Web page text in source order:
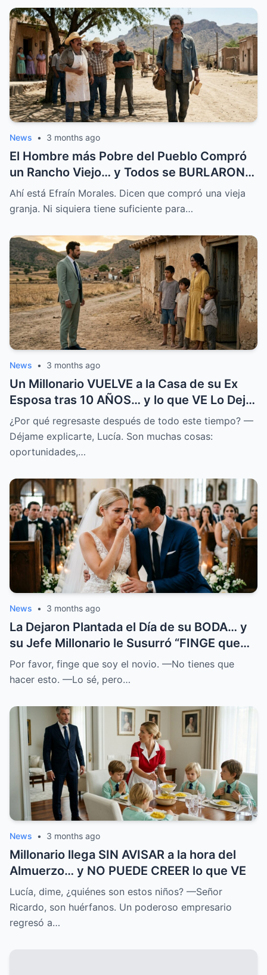
News • 3 months ago
El Hombre más Pobre del Pueblo Compró
un Rancho Viejo… y Todos se BURLARON,
Hasta que Pasó Esto
Ahí está Efraín Morales. Dicen que compró una vieja
granja. Ni siquiera tiene suficiente para…
News • 3 months ago
Un Millonario VUELVE a la Casa de su Ex
Esposa tras 10 AÑOS… y lo que VE Lo Deja
en SHOCK
¿Por qué regresaste después de todo este tiempo? —
Déjame explicarte, Lucía. Son muchas cosas:
oportunidades,…
News • 3 months ago
La Dejaron Plantada el Día de su BODA… y
su Jefe Millonario le Susurró “FINGE que
SOY el NOVIO”
Por favor, finge que soy el novio. —No tienes que
hacer esto. —Lo sé, pero…
News • 3 months ago
Millonario llega SIN AVISAR a la hora del
Almuerzo… y NO PUEDE CREER lo que VE
Lucía, dime, ¿quiénes son estos niños? —Señor
Ricardo, son huérfanos. Un poderoso empresario
regresó a…